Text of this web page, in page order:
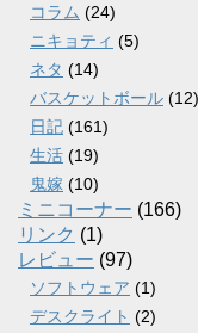
コラム (24)
ニキョティ (5)
ネタ (14)
バスケットボール (12)
日記 (161)
生活 (19)
鬼嫁 (10)
ミニコーナー (166)
リンク (1)
レビュー (97)
ソフトウェア (1)
デスクライト (2)